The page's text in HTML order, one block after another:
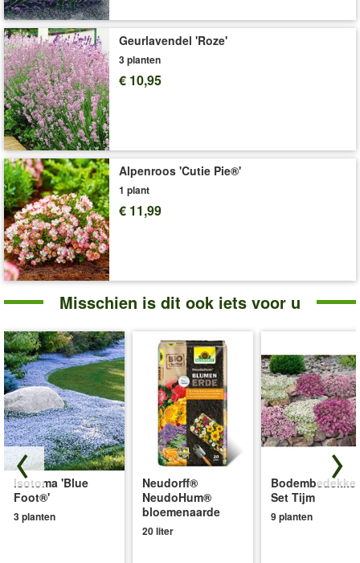
Geurlavendel 'Roze'
3 planten
€ 10,95
Alpenroos 'Cutie Pie®'
1 plant
€ 11,99
Misschien is dit ook iets voor u
Isotoma 'Blue
Foot®'
3 planten
Neudorff®
NeudoHum®
bloemenaarde
20 liter
Bodembedekker
Set Tijm
9 planten